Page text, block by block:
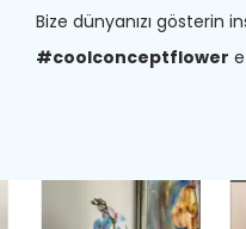
Bize dünyanızı gösterin
#coolconceptflower